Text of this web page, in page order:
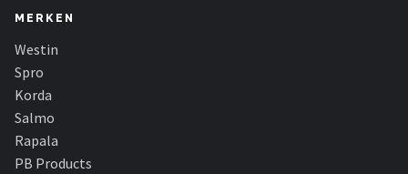
MERKEN
Westin
Spro
Korda
Salmo
Rapala
PB Products